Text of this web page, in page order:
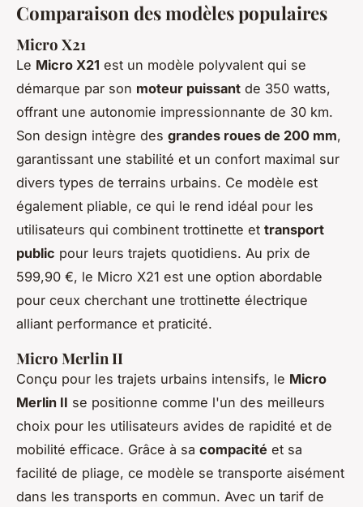
Comparaison des modèles populaires
Micro X21
Le Micro X21 est un modèle polyvalent qui se
démarque par son moteur puissant de 350 watts,
offrant une autonomie impressionnante de 30 km.
Son design intègre des grandes roues de 200 mm,
garantissant une stabilité et un confort maximal sur
divers types de terrains urbains. Ce modèle est
également pliable, ce qui le rend idéal pour les
utilisateurs qui combinent trottinette et transport
public pour leurs trajets quotidiens. Au prix de
599,90 €, le Micro X21 est une option abordable
pour ceux cherchant une trottinette électrique
alliant performance et praticité.
Micro Merlin II
Conçu pour les trajets urbains intensifs, le Micro
Merlin II se positionne comme l'un des meilleurs
choix pour les utilisateurs avides de rapidité et de
mobilité efficace. Grâce à sa compacité et sa
facilité de pliage, ce modèle se transporte aisément
dans les transports en commun. Avec un tarif de